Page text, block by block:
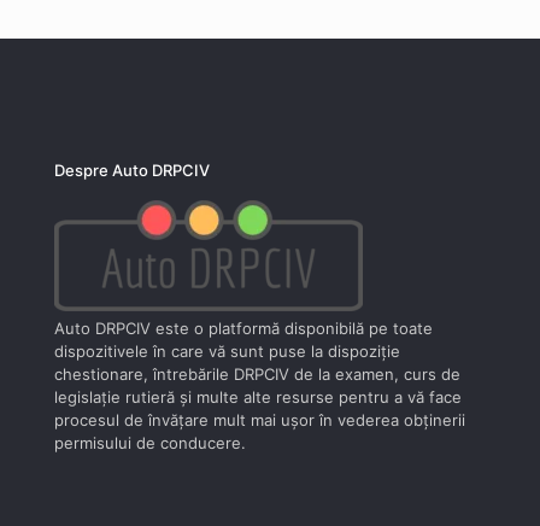
Despre Auto DRPCIV
Auto DRPCIV este o platformă disponibilă pe toate
dispozitivele în care vă sunt puse la dispoziţie
chestionare, întrebările DRPCIV de la examen, curs de
legislaţie rutieră şi multe alte resurse pentru a vă face
procesul de învăţare mult mai uşor în vederea obţinerii
permisului de conducere.